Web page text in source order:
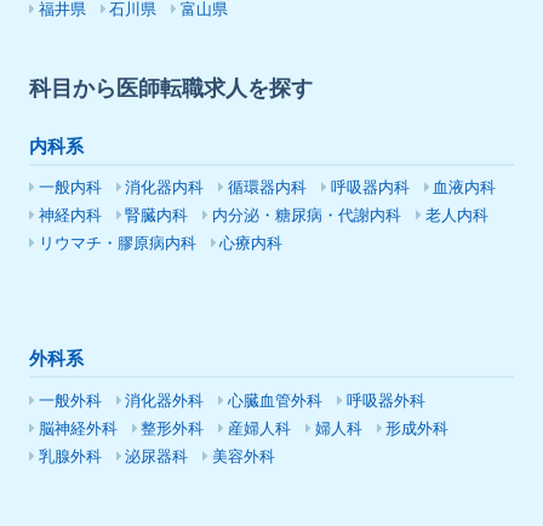
福井県 石川県 富山県
科目から医師転職求人を探す
内科系
一般内科 消化器内科 循環器内科 呼吸器内科
血液内科
神経内科
腎臓内科 内分泌・糖尿病・代謝内科
老人内科
リウマチ・膠原病内科
心療内科
外科系
一般外科 消化器外科 心臓血管外科
呼吸器外科
脳神経外科
整形外科 産婦人科 婦人科
形成外科
乳腺外科
泌尿器科 美容外科